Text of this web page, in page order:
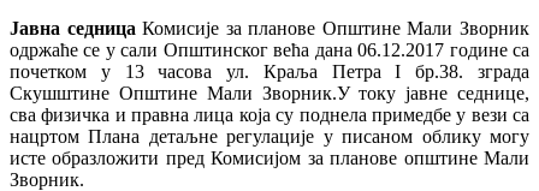
Јавна седница Комисије за планове Општине Мали Зворник
одржаће се у сали Општинског већа дана 06.12.2017 године са
почетком у 13 часова ул. Краља Петра I бр.38. зграда
Скушштине Општине Мали Зворник.У току јавне седнице,
сва физичка и правна лица која су поднела примедбе у вези са
нацртом Плана детаљне регулације у писаном облику могу
исте образложити пред Комисијом за планове општине Мали
Зворник.